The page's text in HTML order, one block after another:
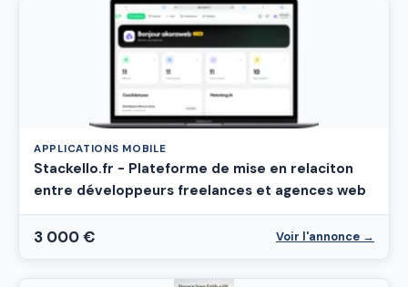
APPLICATIONS MOBILE
Stackello.fr - Plateforme de mise en relaciton
entre développeurs freelances et agences web
3 000 € Voir l'annonce →